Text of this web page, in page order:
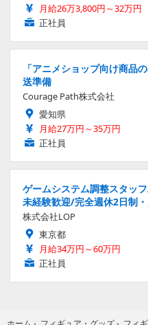
月給26万3,800円～32万円
正社員
「アニメショップ向け商品
送準備
Courage Path株式会社
愛知県
月給27万円～35万円
正社員
ゲームシステム調整スタッ
未経験歓迎/完全週休2日制
株式会社LOP
東京都
月給34万円～60万円
正社員
ホーム › フィギュア・グッズ › フィ